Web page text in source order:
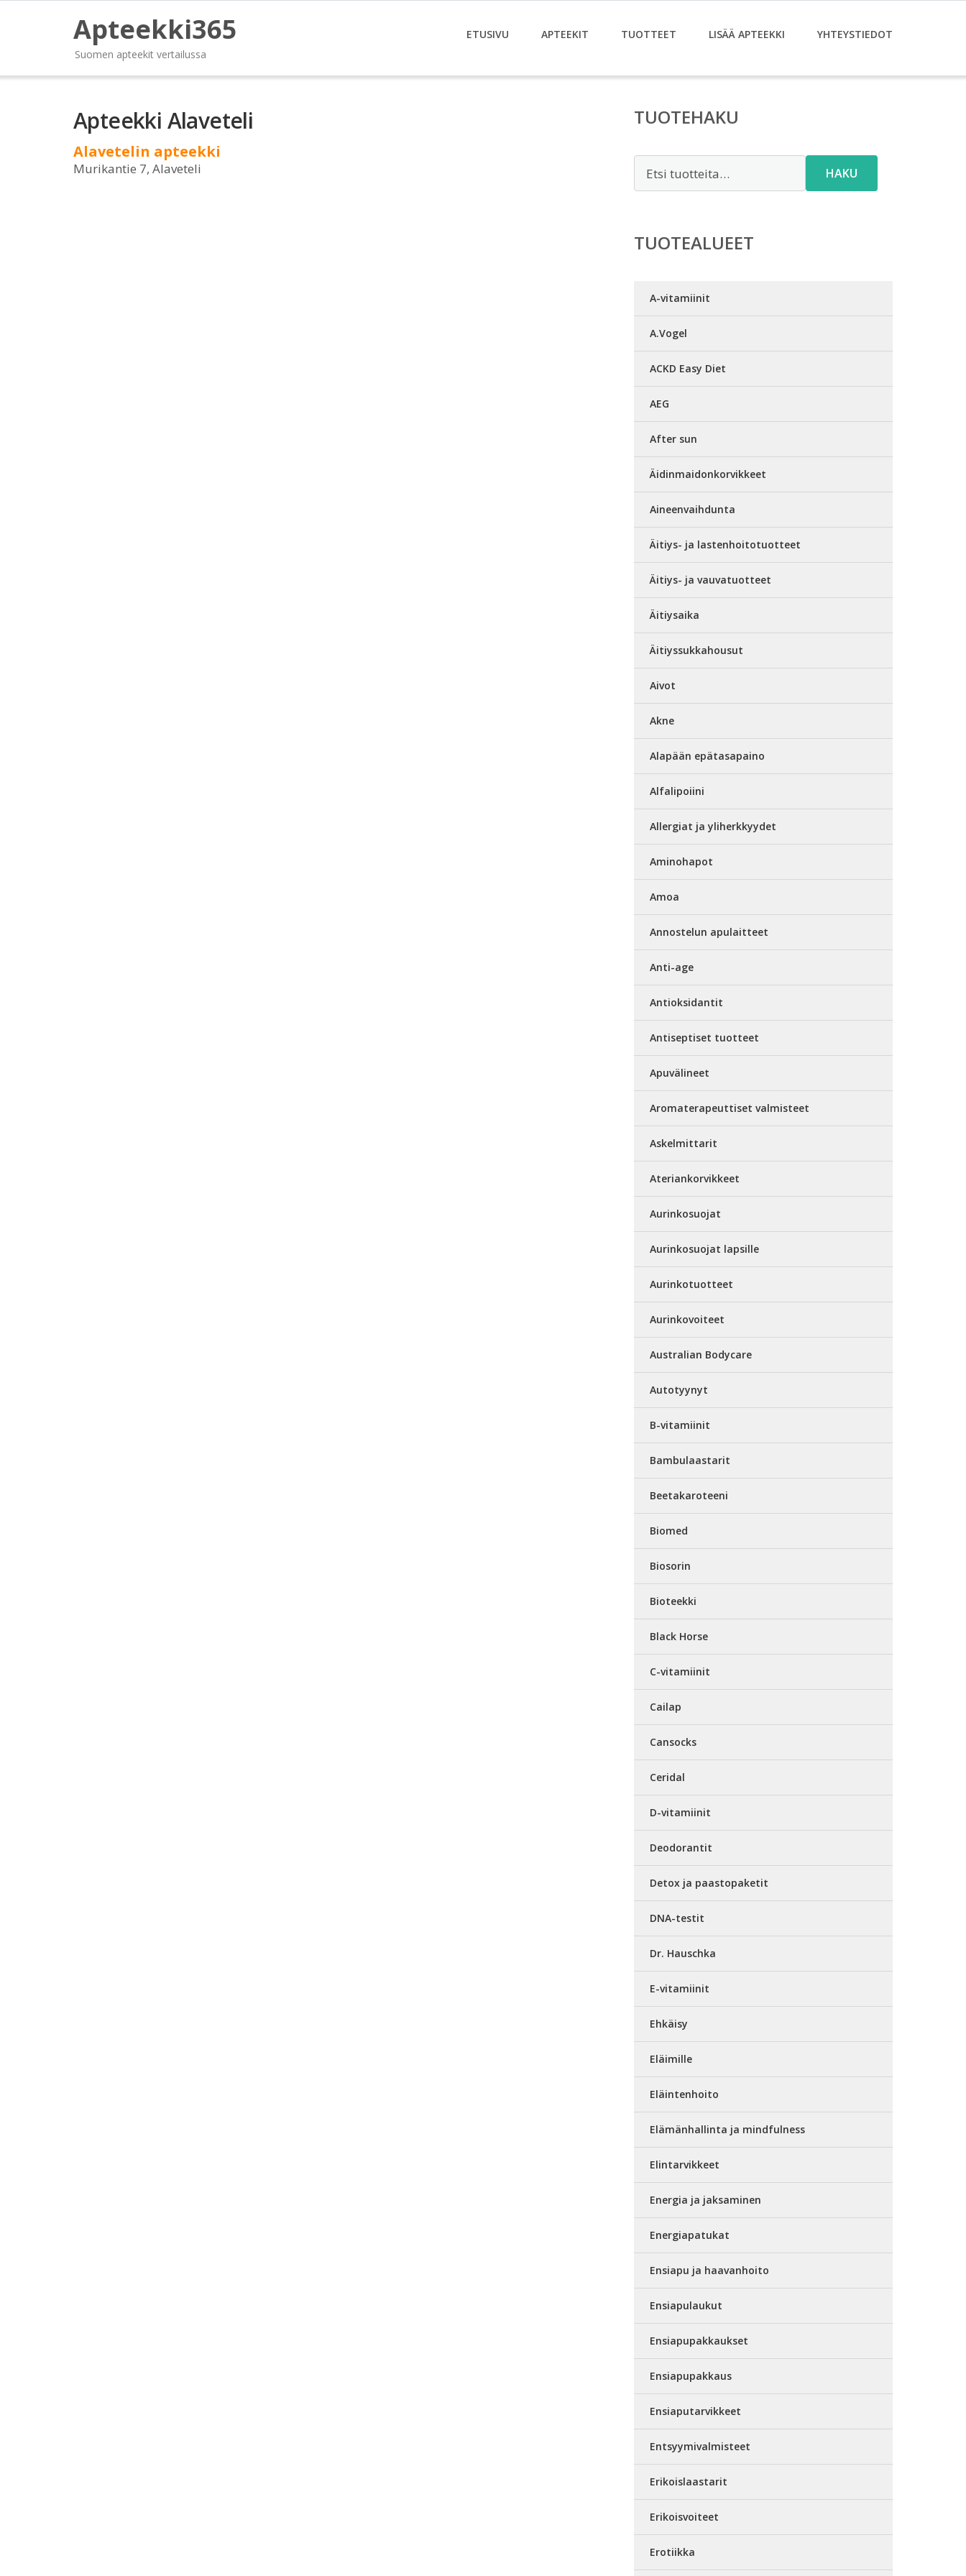
Apteekki365
Suomen apteekit vertailussa
ETUSIVU APTEEKIT TUOTTEET LISÄÄ APTEEKKI YHTEYSTIEDOT
Apteekki Alaveteli
Alavetelin apteekki
Murikantie 7, Alaveteli
TUOTEHAKU
HAKU
TUOTEALUEET
A-vitamiinit
A.Vogel
ACKD Easy Diet
AEG
After sun
Äidinmaidonkorvikkeet
Aineenvaihdunta
Äitiys- ja lastenhoitotuotteet
Äitiys- ja vauvatuotteet
Äitiysaika
Äitiyssukkahousut
Aivot
Akne
Alapään epätasapaino
Alfalipoiini
Allergiat ja yliherkkyydet
Aminohapot
Amoa
Annostelun apulaitteet
Anti-age
Antioksidantit
Antiseptiset tuotteet
Apuvälineet
Aromaterapeuttiset valmisteet
Askelmittarit
Ateriankorvikkeet
Aurinkosuojat
Aurinkosuojat lapsille
Aurinkotuotteet
Aurinkovoiteet
Australian Bodycare
Autotyynyt
B-vitamiinit
Bambulaastarit
Beetakaroteeni
Biomed
Biosorin
Bioteekki
Black Horse
C-vitamiinit
Cailap
Cansocks
Ceridal
D-vitamiinit
Deodorantit
Detox ja paastopaketit
DNA-testit
Dr. Hauschka
E-vitamiinit
Ehkäisy
Eläimille
Eläintenhoito
Elämänhallinta ja mindfulness
Elintarvikkeet
Energia ja jaksaminen
Energiapatukat
Ensiapu ja haavanhoito
Ensiapulaukut
Ensiapupakkaukset
Ensiapupakkaus
Ensiaputarvikkeet
Entsyymivalmisteet
Erikoislaastarit
Erikoisvoiteet
Erotiikka